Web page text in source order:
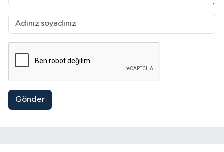
Gönder